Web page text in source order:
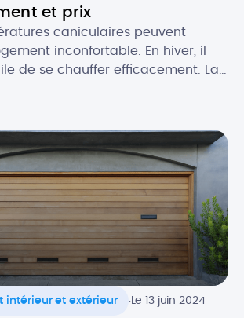
et prix
caniculaires peuvent
inconfortable. En hiver, il
de se chauffer efficacement. La
clim’ réversible, ou pompe à
comment elle […]
intérieur et extérieur .Le 13 juin 2024